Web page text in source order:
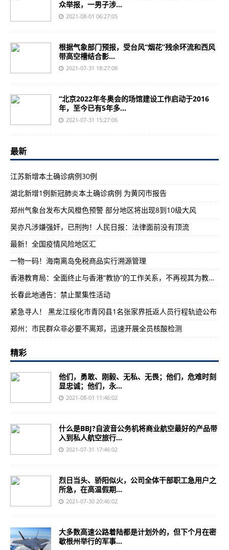
众举报，一男子涉...
2021-08-01 06:27:05
根据气象部门预报，受台风“烟花”残余环流和西风
带高空槽结合影...
2021-07-31 18:27:08
“北京2022年冬奥会的场馆建设工作启动于2016
年，至今已有5年多...
2021-07-31 15:27:06
最新
江苏新增本土确诊病例30例
湖北新增1例新冠肺炎本土确诊病例 为黄冈市报告
郑州气象台发布大风橙色预警 部分地区将出现8到10级大风
吴亦凡涉嫌强奸，已刑拘！人民日报：法律面前没有顶流
最新！全国疫情风险地区汇
一物一码！海南离岛免税商品实行溯源管理
香港教育局：全面终止与香港“教协”的工作关系，不再视其为教育专业团体
长春此地通告：禁止聚集性活动
紧急寻人！ 黑龙江绥化市青冈县1名张家界抵返人员行程轨迹公布
郑州：市民群众非必要不离郑，迅速开展全员核酸检测
精彩
他们，勇敢、刚毅、无私、无畏；他们，危难时刻
显忠诚；他们，永...
2021-08-01 11:46:02
什么是BBJ?自波音公务机将商业航空最好的产品带
入到私人航空旅行...
2021-07-31 17:46:02
烈日当头、骄阳似火，公司全体干部职工急用户之
所急，在高温假期...
2021-07-30 20:46:02
大多数高速公路着陆都是计划外的，但下个月在密
歇根州举行的军事...